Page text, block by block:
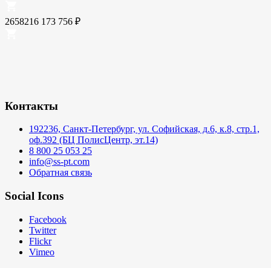
2658216 173 756 ₽
Контакты
192236, Санкт-Петербург, ул. Софийская, д.6, к.8, стр.1,
оф.392 (БЦ ПолисЦентр, эт.14)
8 800 25 053 25
info@ss-pt.com
Обратная связь
Social Icons
Facebook
Twitter
Flickr
Vimeo